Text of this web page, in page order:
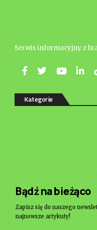
Serwis informacyjny z
Kategorie
Bądź na bieżąco
Zapisz się do naszego
najnowsze artykuły!